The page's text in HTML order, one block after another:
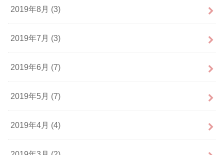
2019年8月 (3)
2019年7月 (3)
2019年6月 (7)
2019年5月 (7)
2019年4月 (4)